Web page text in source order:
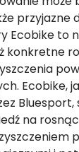
przyjazne
Ecobike to
konkretne
Ecobike,
Bluesport,
na